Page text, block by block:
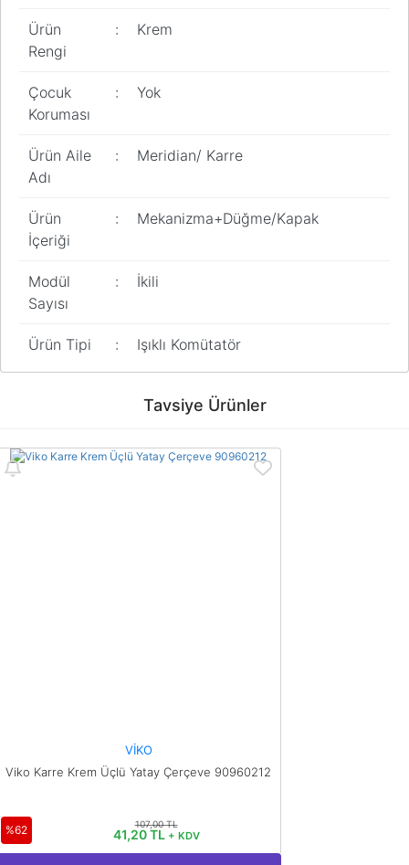
Ürün
Rengi
: Krem
Çocuk
Koruması
: Yok
Ürün Aile
Adı
: Meridian/ Karre
Ürün
İçeriği
: Mekanizma+Düğme/Kapak
Modül
Sayısı
: İkili
Ürün Tipi : Işıklı Komütatör
Bu ürüne ilk yorumu siz yapın!
Yorum Yaz
Bu ürünün fiyat bilgisi, resim, ürün açıklamalarında ve diğer
Ürün resmi kalitesiz, bozuk veya görüntülenemiyor.
Tavsiye Ürünler
VİKO
Viko Karre Krem Üçlü Yatay Çerçeve 90960212
%62 107,00 TL
41,20 TL + KDV